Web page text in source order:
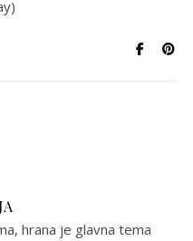
hrana je glavna tema